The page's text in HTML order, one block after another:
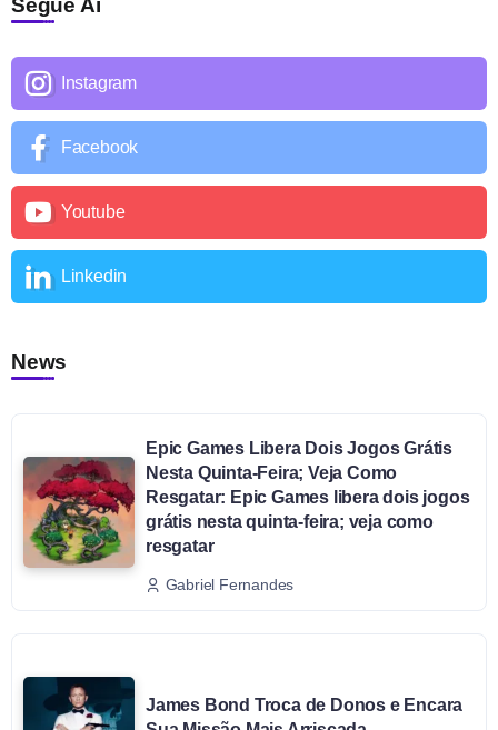
Segue Aí
Instagram
Facebook
Youtube
Linkedin
News
Epic Games Libera Dois Jogos Grátis
Nesta Quinta-Feira; Veja Como
Resgatar: Epic Games libera dois jogos
grátis nesta quinta-feira; veja como
resgatar
Gabriel Fernandes
James Bond Troca de Donos e Encara